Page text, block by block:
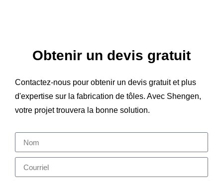
Obtenir un devis gratuit
Contactez-nous pour obtenir un devis gratuit et plus
d'expertise sur la fabrication de tôles. Avec Shengen,
votre projet trouvera la bonne solution.